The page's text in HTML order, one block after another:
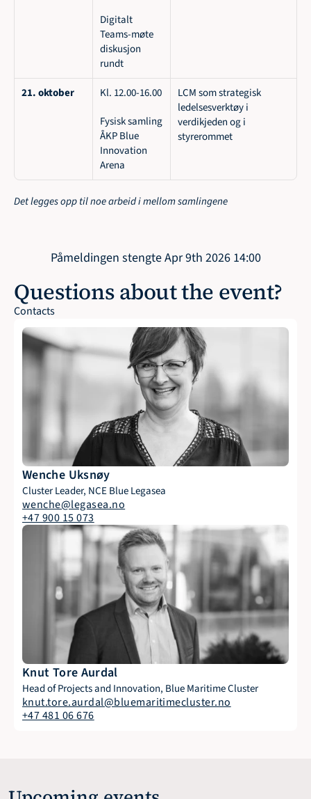
Digitalt
Teams-møte
diskusjon
rundt
21. oktober
Fysisk samling
ÅKP Blue
Innovation
Arena
LCM som strategisk
ledelsesverktøy i
verdikjeden og i
styrerommet
Det legges opp til noe arbeid i mellom samlingene
Påmeldingen stengte Apr 9th 2026 14:00
Questions about the event?
Contacts
Wenche Uksnøy
Cluster Leader, NCE Blue Legasea
wenche@legasea.no
+47 900 15 073
Knut Tore Aurdal
Head of Projects and Innovation, Blue Maritime Cluster
knut.tore.aurdal@bluemaritimecluster.no
+47 481 06 676